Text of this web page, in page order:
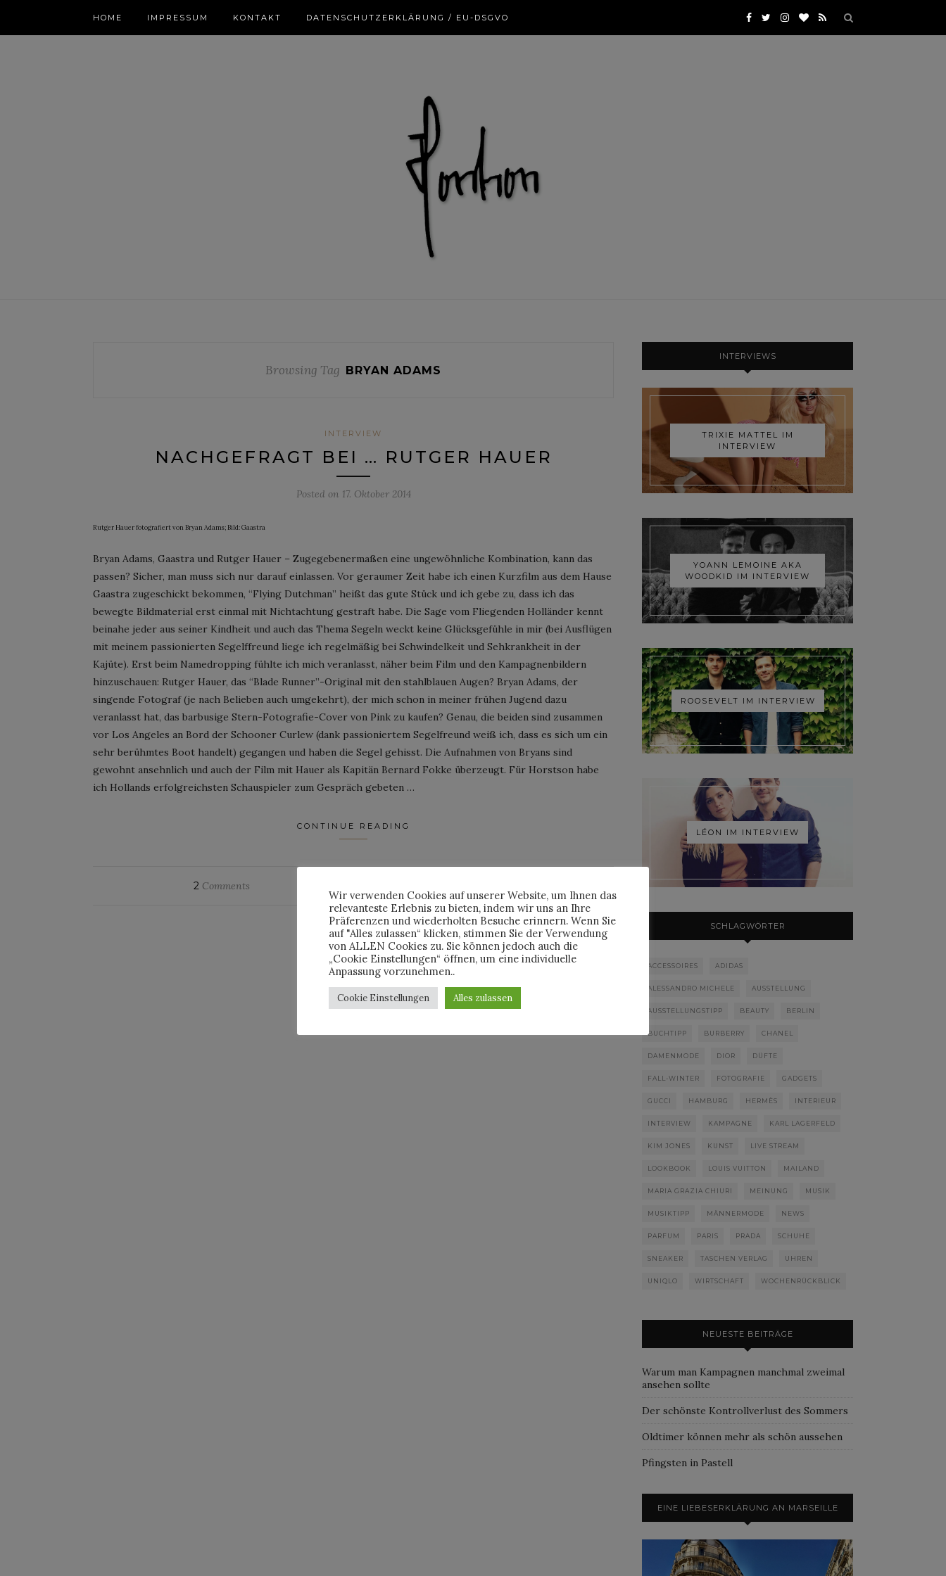
HOME IMPRESSUM KONTAKT DATENSCHUTZERKLÄRUNG / EU-DSGVO
Browsing Tag BRYAN ADAMS
INTERVIEW
NACHGEFRAGT BEI … RUTGER HAUER
Posted on 17. Oktober 2014
Rutger Hauer fotografiert von Bryan Adams; Bild: Gaastra
Bryan Adams, Gaastra und Rutger Hauer – Zugegebenermaßen eine ungewöhnliche Kombination, kann das
passen? Sicher, man muss sich nur darauf einlassen. Vor geraumer Zeit habe ich einen Kurzfilm aus dem Hause
Gaastra zugeschickt bekommen, “Flying Dutchman” heißt das gute Stück und ich gebe zu, dass ich das
bewegte Bildmaterial erst einmal mit Nichtachtung gestraft habe. Die Sage vom Fliegenden Holländer kennt
beinahe jeder aus seiner Kindheit und auch das Thema Segeln weckt keine Glücksgefühle in mir (bei Ausflügen
mit meinem passionierten Segelffreund liege ich regelmäßig bei Schwindelkeit und Sehkrankheit in der
Kajüte). Erst beim Namedropping fühlte ich mich veranlasst, näher beim Film und den Kampagnenbildern
hinzuschauen: Rutger Hauer, das “Blade Runner”-Original mit den stahlblauen Augen? Bryan Adams, der
singende Fotograf (je nach Belieben auch umgekehrt), der mich schon in meiner frühen Jugend dazu
veranlasst hat, das barbusige Stern-Fotografie-Cover von Pink zu kaufen? Genau, die beiden sind zusammen
vor Los Angeles an Bord der Schooner Curlew (dank passioniertem Segelfreund weiß ich, dass es sich um ein
sehr berühmtes Boot handelt) gegangen und haben die Segel gehisst. Die Aufnahmen von Bryans sind
gewohnt ansehnlich und auch der Film mit Hauer als Kapitän Bernard Fokke überzeugt. Für Horstson habe
ich Hollands erfolgreichsten Schauspieler zum Gespräch gebeten …
CONTINUE READING
2 Comments
INTERVIEWS
TRIXIE MATTEL IM
INTERVIEW
YOANN LEMOINE AKA
WOODKID IM INTERVIEW
ROOSEVELT IM INTERVIEW
LÉON IM INTERVIEW
SCHLAGWÖRTER
ACCESSOIRES ADIDAS
ALESSANDRO MICHELE AUSSTELLUNG
AUSSTELLUNGSTIPP BEAUTY BERLIN
BUCHTIPP BURBERRY CHANEL
DAMENMODE DIOR DÜFTE
FALL-WINTER FOTOGRAFIE GADGETS
GUCCI HAMBURG HERMÈS INTERIEUR
INTERVIEW KAMPAGNE KARL LAGERFELD
KIM JONES KUNST LIVE STREAM
LOOKBOOK LOUIS VUITTON MAILAND
MARIA GRAZIA CHIURI MEINUNG MUSIK
MUSIKTIPP MÄNNERMODE NEWS
PARFUM PARIS PRADA SCHUHE
SNEAKER TASCHEN VERLAG UHREN
UNIQLO WIRTSCHAFT WOCHENRÜCKBLICK
NEUESTE BEITRÄGE
Warum man Kampagnen manchmal zweimal
ansehen sollte
Der schönste Kontrollverlust des Sommers
Oldtimer können mehr als schön aussehen
Pfingsten in Pastell
EINE LIEBESERKLÄRUNG AN MARSEILLE
Wir verwenden Cookies auf unserer Website, um Ihnen das
relevanteste Erlebnis zu bieten, indem wir uns an Ihre
Präferenzen und wiederholten Besuche erinnern. Wenn Sie
auf "Alles zulassen“ klicken, stimmen Sie der Verwendung
von ALLEN Cookies zu. Sie können jedoch auch die
„Cookie Einstellungen“ öffnen, um eine individuelle
Anpassung vorzunehmen..
Cookie Einstellungen Alles zulassen